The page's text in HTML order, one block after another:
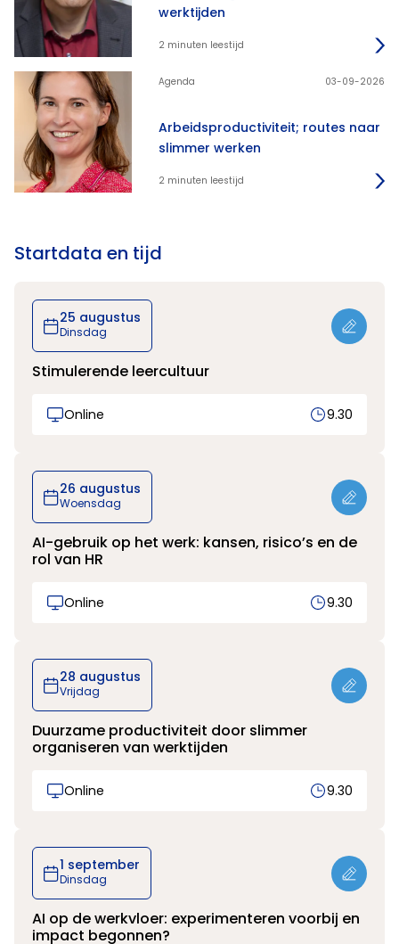
werktijden
2 minuten leestijd
Arbeidsproductiviteit; routes naar
slimmer werken
Agenda 03-09-2026
2 minuten leestijd
Startdata en tijd
25 augustus
Dinsdag
Stimulerende leercultuur
Online 9.30
26 augustus
Woensdag
AI-gebruik op het werk: kansen, risico’s en de
rol van HR
Online 9.30
28 augustus
Vrijdag
Duurzame productiviteit door slimmer
organiseren van werktijden
Online 9.30
1 september
Dinsdag
AI op de werkvloer: experimenteren voorbij en
impact begonnen?